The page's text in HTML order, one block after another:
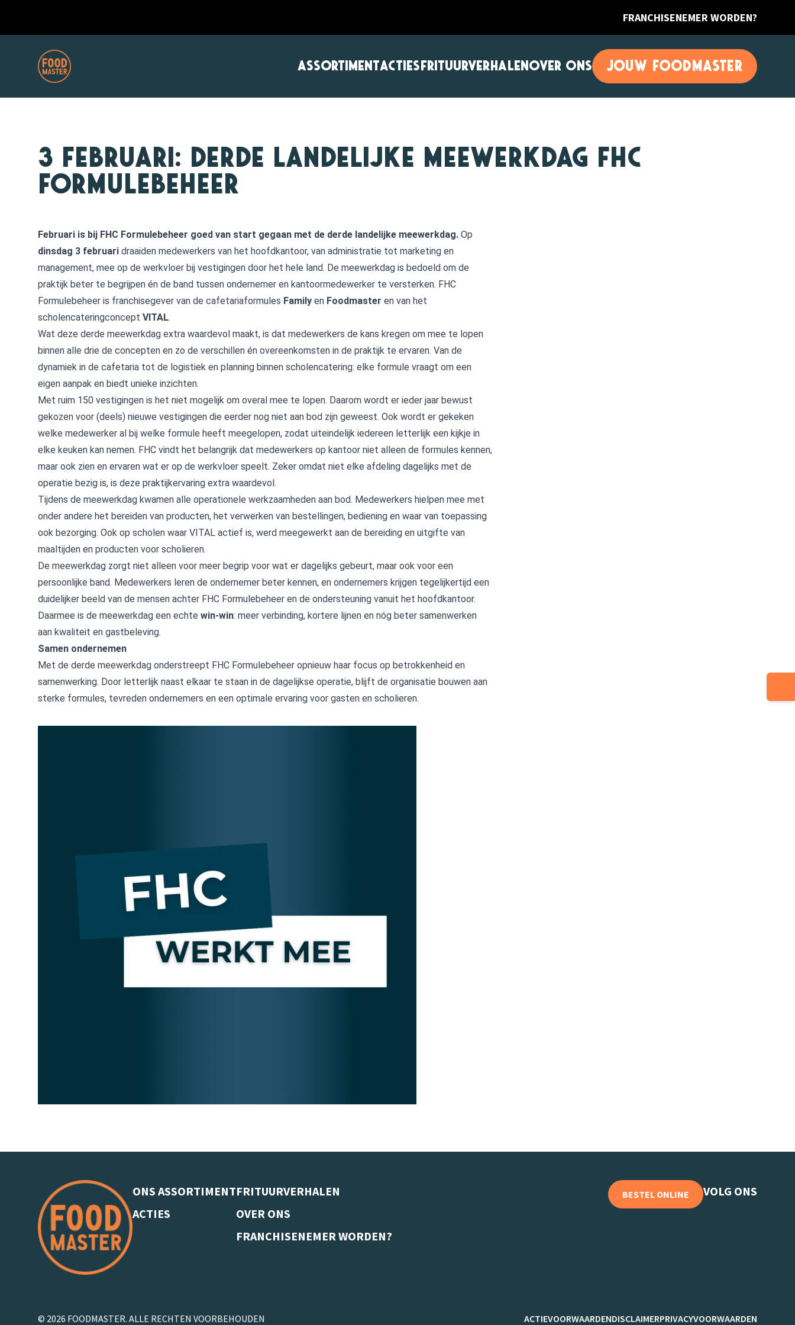
FRANCHISENEMER WORDEN?
ASSORTIMENTACTIES FRITUURVERHALEN OVER ONS JOUW FOODMASTER
3 februari: derde landelijke meewerkdag FHC
Formulebeheer
Februari is bij FHC Formulebeheer goed van start gegaan met de derde landelijke meewerkdag. Op
dinsdag 3 februari draaiden medewerkers van het hoofdkantoor, van administratie tot marketing en
management, mee op de werkvloer bij vestigingen door het hele land. De meewerkdag is bedoeld om de
praktijk beter te begrijpen én de band tussen ondernemer en kantoormedewerker te versterken. FHC
Formulebeheer is franchisegever van de cafetariaformules Family en Foodmaster en van het
scholencateringconcept VITAL.
Wat deze derde meewerkdag extra waardevol maakt, is dat medewerkers de kans kregen om mee te lopen
binnen alle drie de concepten en zo de verschillen én overeenkomsten in de praktijk te ervaren. Van de
dynamiek in de cafetaria tot de logistiek en planning binnen scholencatering: elke formule vraagt om een
eigen aanpak en biedt unieke inzichten.
Met ruim 150 vestigingen is het niet mogelijk om overal mee te lopen. Daarom wordt er ieder jaar bewust
gekozen voor (deels) nieuwe vestigingen die eerder nog niet aan bod zijn geweest. Ook wordt er gekeken
welke medewerker al bij welke formule heeft meegelopen, zodat uiteindelijk iedereen letterlijk een kijkje in
elke keuken kan nemen. FHC vindt het belangrijk dat medewerkers op kantoor niet alleen de formules kennen,
maar ook zien en ervaren wat er op de werkvloer speelt. Zeker omdat niet elke afdeling dagelijks met de
operatie bezig is, is deze praktijkervaring extra waardevol.
Tijdens de meewerkdag kwamen alle operationele werkzaamheden aan bod. Medewerkers hielpen mee met
onder andere het bereiden van producten, het verwerken van bestellingen, bediening en waar van toepassing
ook bezorging. Ook op scholen waar VITAL actief is, werd meegewerkt aan de bereiding en uitgifte van
maaltijden en producten voor scholieren.
De meewerkdag zorgt niet alleen voor meer begrip voor wat er dagelijks gebeurt, maar ook voor een
persoonlijke band. Medewerkers leren de ondernemer beter kennen, en ondernemers krijgen tegelijkertijd een
duidelijker beeld van de mensen achter FHC Formulebeheer en de ondersteuning vanuit het hoofdkantoor.
Daarmee is de meewerkdag een echte win-win: meer verbinding, kortere lijnen en nóg beter samenwerken
aan kwaliteit en gastbeleving.
Samen ondernemen
Met de derde meewerkdag onderstreept FHC Formulebeheer opnieuw haar focus op betrokkenheid en
samenwerking. Door letterlijk naast elkaar te staan in de dagelijkse operatie, blijft de organisatie bouwen aan
sterke formules, tevreden ondernemers en een optimale ervaring voor gasten en scholieren.
ONS ASSORTIMENT
ACTIES
FRITUURVERHALEN
OVER ONS
FRANCHISENEMER WORDEN?
BESTEL ONLINE VOLG ONS
© 2026 FOODMASTER. ALLE RECHTEN VOORBEHOUDEN ACTIEVOORWAARDENDISCLAIMERPRIVACYVOORWAARDEN